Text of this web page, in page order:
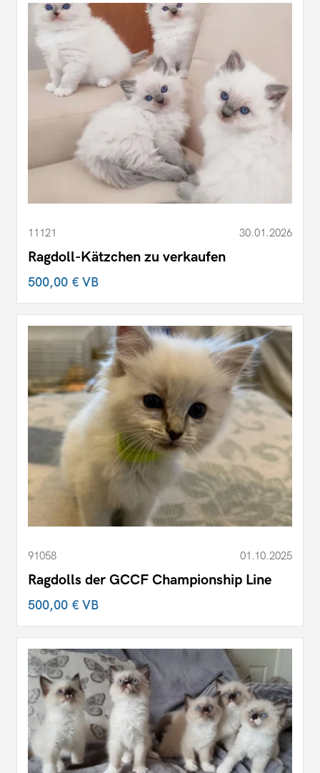
11121 30.01.2026
Ragdoll-Kätzchen zu verkaufen
500,00 €VB
91058 01.10.2025
Ragdolls der GCCF Championship Line
500,00 €VB